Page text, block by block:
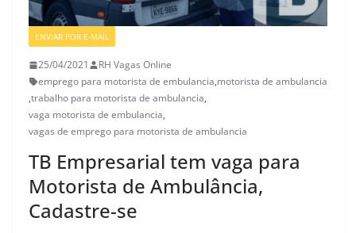
ENVIAR POR E-MAIL
25/04/2021
RH Vagas Online
emprego para motorista de embulancia,motorista de ambulancia
,trabalho para motorista de ambulancia,
vaga motorista de embulancia,
vagas de emprego para motorista de ambulancia
TB Empresarial tem vaga para
Motorista de Ambulância,
Cadastre-se